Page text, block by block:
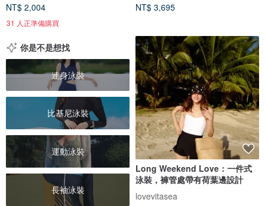
NT$ 2,004
31 人正準備購買
NT$ 3,695
你是不是想找
連身泳裝
比基尼泳裝
運動泳裝
長袖泳裝
Long Weekend Love：一件式
泳裝，褲管處帶有荷葉邊設計
lovevitasea